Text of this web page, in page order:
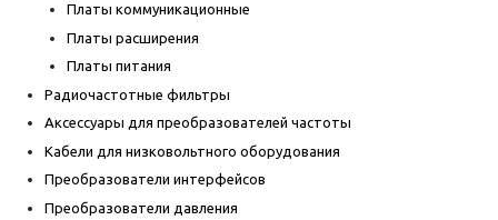
Платы коммуникационные
Платы расширения
Платы питания
Радиочастотные фильтры
Аксессуары для преобразователей частоты
Кабели для низковольтного оборудования
Преобразователи интерфейсов
Преобразователи давления